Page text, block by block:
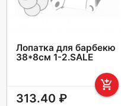
Лопатка для барбекю
38*8см 1-2.SALE
add_shopping_cart
313.40 ₽